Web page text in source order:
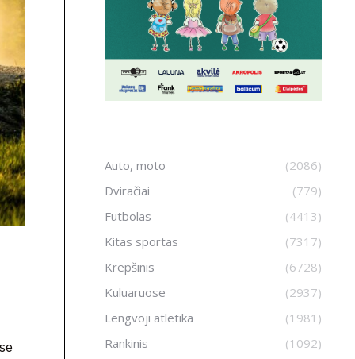
Auto, moto
(2086)
Dviračiai
(779)
Futbolas
(4413)
Kitas sportas
(7317)
Krepšinis
(6728)
Kuluaruose
(2937)
Lengvoji atletika
(1981)
Rankinis
(1092)